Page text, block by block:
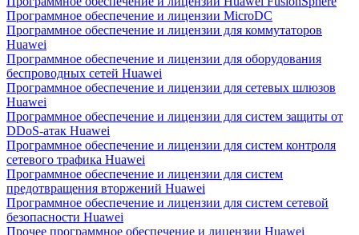
Программное обеспечение и лицензии MicroDC
Программное обеспечение и лицензии для коммутаторов
Huawei
Программное обеспечение и лицензии для оборудования
беспроводных сетей Huawei
Программное обеспечение и лицензии для сетевых шлюзов
Huawei
Программное обеспечение и лицензии для систем защиты от
DDoS-атак Huawei
Программное обеспечение и лицензии для систем контроля
сетевого трафика Huawei
Программное обеспечение и лицензии для систем
предотвращения вторжений Huawei
Программное обеспечение и лицензии для систем сетевой
безопасности Huawei
Прочее программное обеспечение и лицензии Huawei